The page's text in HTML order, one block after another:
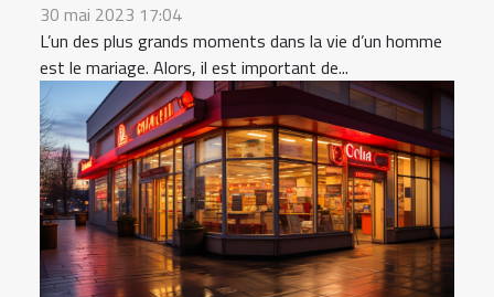
30 mai 2023 17:04
L’un des plus grands moments dans la vie d’un homme
est le mariage. Alors, il est important de...